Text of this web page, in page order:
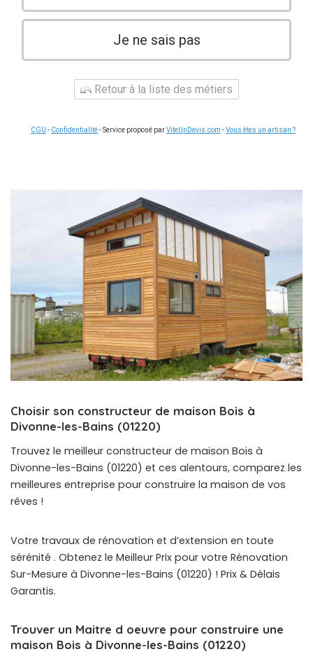
Je ne sais pas
Retour à la liste des métiers
CGU - Confidentialité- Service proposé parViteUnDevis.com -Vous êtes un artisan ?
Choisir son constructeur de maison Bois à
Divonne-les-Bains (01220)
Trouvez le meilleur constructeur de maison Bois à
Divonne-les-Bains (01220) et ces alentours, comparez les
meilleures entreprise pour construire la maison de vos
rêves !
Votre travaux de rénovation et d’extension en toute
sérénité . Obtenez le Meilleur Prix pour votre Rénovation
Sur-Mesure à Divonne-les-Bains (01220) ! Prix & Délais
Garantis.
Trouver un Maitre d oeuvre pour construire une
maison Bois à Divonne-les-Bains (01220)